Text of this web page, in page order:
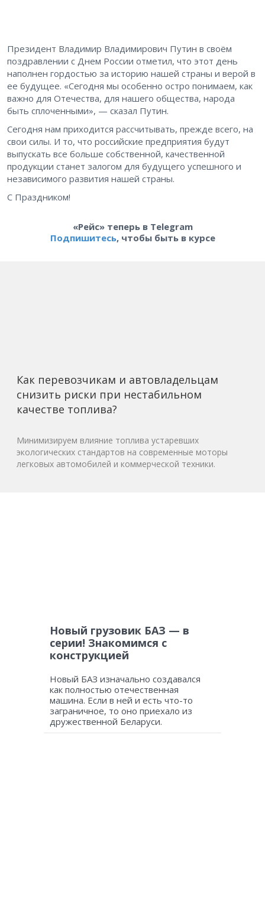
Президент Владимир Владимирович Путин в своём
поздравлении с Днем России отметил, что этот день
наполнен гордостью за историю нашей страны и верой в
ее будущее. «Сегодня мы особенно остро понимаем, как
важно для Отечества, для нашего общества, народа
быть сплоченными», — сказал Путин.
Сегодня нам приходится рассчитывать, прежде всего, на
свои силы. И то, что российские предприятия будут
выпускать все больше собственной, качественной
продукции станет залогом для будущего успешного и
независимого развития нашей страны.
С Праздником!
«Рейс» теперь в Telegram
Подпишитесь, чтобы быть в курсе
Как перевозчикам и автовладельцам
снизить риски при нестабильном
качестве топлива?
Минимизируем влияние топлива устаревших
экологических стандартов на современные моторы
легковых автомобилей и коммерческой техники.
Новый грузовик БАЗ — в
серии! Знакомимся с
конструкцией
Новый БАЗ изначально создавался
как полностью отечественная
машина. Если в ней и есть что-то
заграничное, то оно приехало из
дружественной Беларуси.